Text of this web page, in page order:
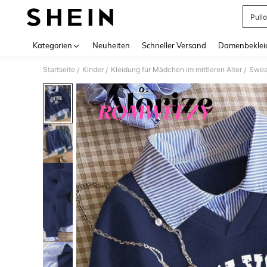
Kategorien Neuheiten Schneller Versand
Startseite / Kinder / Kleidung für Mädchen im mittleren Alter /